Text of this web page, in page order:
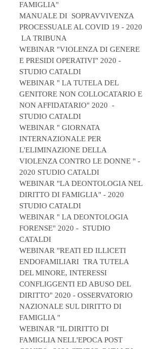
FAMIGLIA"
MANUALE DI SOPRAVVIVENZA
PROCESSUALE AL COVID 19 - 2020
LA TRIBUNA
WEBINAR "VIOLENZA DI GENERE
E PRESIDI OPERATIVI" 2020 -
STUDIO CATALDI
WEBINAR " LA TUTELA DEL
GENITORE NON COLLOCATARIO E
NON AFFIDATARIO" 2020 -
STUDIO CATALDI
WEBINAR " GIORNATA
INTERNAZIONALE PER
L'ELIMINAZIONE DELLA
VIOLENZA CONTRO LE DONNE " -
2020 STUDIO CATALDI
WEBINAR "LA DEONTOLOGIA NEL
DIRITTO DI FAMIGLIA" - 2020
STUDIO CATALDI
WEBINAR " LA DEONTOLOGIA
FORENSE" 2020 - STUDIO
CATALDI
WEBINAR "REATI ED ILLICETI
ENDOFAMILIARI TRA TUTELA
DEL MINORE, INTERESSI
CONFLIGGENTI ED ABUSO DEL
DIRITTO" 2020 - OSSERVATORIO
NAZIONALE SUL DIRITTO DI
FAMIGLIA "
WEBINAR "IL DIRITTO DI
FAMIGLIA NELL'EPOCA POST